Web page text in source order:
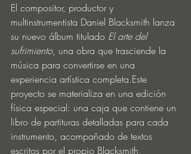
El compositor, productor y
multinstrumentista Daniel Blacksmith lanza
su nuevo álbum titulado El arte del
sufrimiento, una obra que trasciende la
música para convertirse en una
experiencia artística completa.Este
proyecto se materializa en una edición
física especial: una caja que contiene un
libro de partituras detalladas para cada
instrumento, acompañado de textos
escritos por el propio Blacksmith,